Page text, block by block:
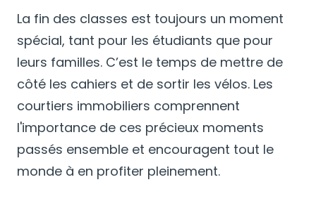
La fin des classes est toujours un moment
spécial, tant pour les étudiants que pour
leurs familles. C’est le temps de mettre de
côté les cahiers et de sortir les vélos. Les
courtiers immobiliers comprennent
l'importance de ces précieux moments
passés ensemble et encouragent tout le
monde à en profiter pleinement.